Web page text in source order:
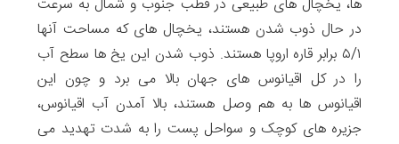
در حال ذوب شدن هستند، یخچال های که مساحت آنها
۵/۱ برابر قاره اروپا هستند. ذوب شدن این یخ ها سطح آب
را در کل اقیانوس های جهان بالا می برد و چون این
اقیانوس ها به هم وصل هستند، بالا آمدن آب اقیانوس،
جزیره های کوچک و سواحل پست را به شدت تهدید می